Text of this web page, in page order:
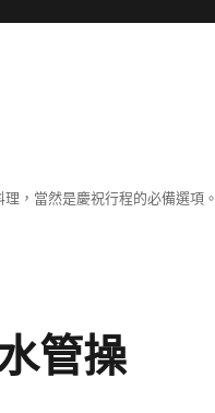
，當然是慶祝行程的必備選項。
管操